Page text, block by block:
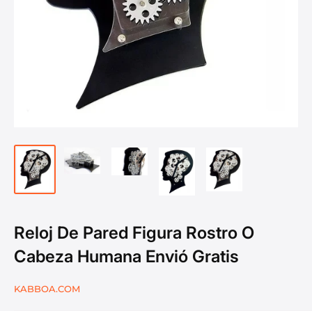
Reloj De Pared Figura Rostro O
Cabeza Humana Envió Gratis
KABBOA.COM